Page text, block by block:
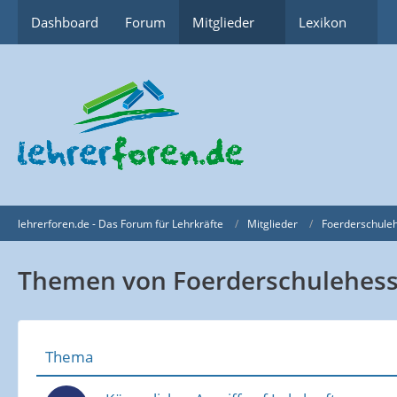
Dashboard Forum Mitglieder Lexikon
lehrerforen.de - Das Forum für Lehrkräfte Mitglieder
Themen von
Thema